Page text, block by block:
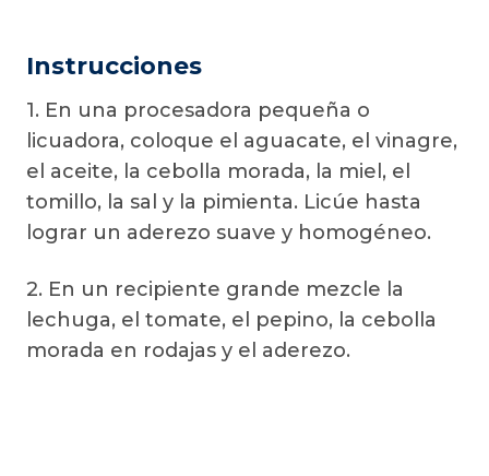
Instrucciones
1. En una procesadora pequeña o
licuadora, coloque el aguacate, el vinagre,
el aceite, la cebolla morada, la miel, el
tomillo, la sal y la pimienta. Licúe hasta
lograr un aderezo suave y homogéneo.
2. En un recipiente grande mezcle la
lechuga, el tomate, el pepino, la cebolla
morada en rodajas y el aderezo.